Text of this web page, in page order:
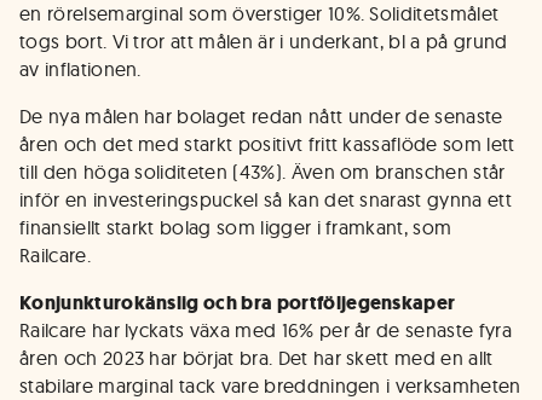
en rörelsemarginal som överstiger 10%. Soliditetsmålet
togs bort. Vi tror att målen är i underkant, bl a på grund
av inflationen.
De nya målen har bolaget redan nått under de senaste
åren och det med starkt positivt fritt kassaflöde som lett
till den höga soliditeten (43%). Även om branschen står
inför en investeringspuckel så kan det snarast gynna ett
finansiellt starkt bolag som ligger i framkant, som
Railcare.
Konjunkturokänslig och bra portföljegenskaper
Railcare har lyckats växa med 16% per år de senaste fyra
åren och 2023 har börjat bra. Det har skett med en allt
stabilare marginal tack vare breddningen i verksamheten